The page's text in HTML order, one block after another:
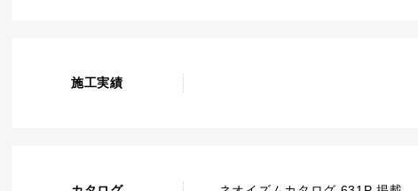
施工実績